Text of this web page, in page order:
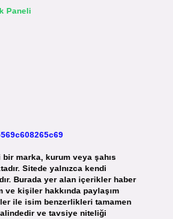
marka, kurum veya şahıs
Sitede yalnızca kendi
Burada yer alan içerikler haber
ve kişiler hakkında paylaşım
ile isim benzerlikleri tamamen
ve tavsiye niteliği